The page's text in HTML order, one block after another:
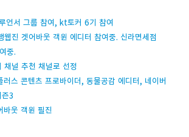
언서 그룹 참여, kt토커 6기 참여
진 겟어바웃 객원 에디터 참여중. 신라면세점
중.
널 추천 채널로 선정
스 콘텐츠 프로바이더, 동물공감 에디터, 네이버
3
바웃 객원 필진